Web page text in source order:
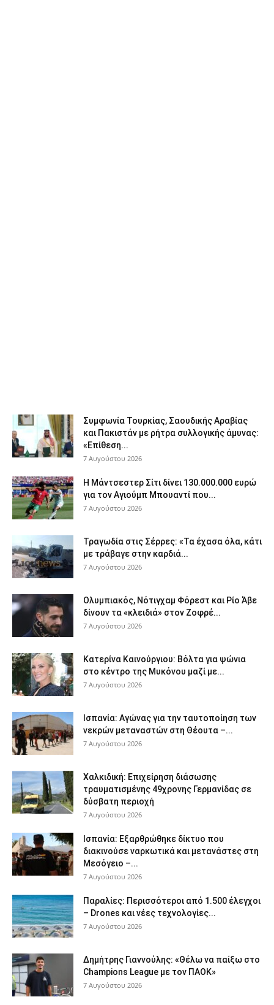
Συμφωνία Τουρκίας, Σαουδικής Αραβίας
και Πακιστάν με ρήτρα συλλογικής άμυνας:
«Επίθεση...
7 Αυγούστου 2026
Η Μάντσεστερ Σίτι δίνει 130.000.000 ευρώ
για τον Αγιούμπ Μπουαντί που...
7 Αυγούστου 2026
Τραγωδία στις Σέρρες: «Τα έχασα όλα, κάτι
με τράβαγε στην καρδιά...
7 Αυγούστου 2026
Ολυμπιακός, Νότιγχαμ Φόρεστ και Ρίο Άβε
δίνουν τα «κλειδιά» στον Ζοφρέ...
7 Αυγούστου 2026
Κατερίνα Καινούργιου: Βόλτα για ψώνια
στο κέντρο της Μυκόνου μαζί με...
7 Αυγούστου 2026
Ισπανία: Αγώνας για την ταυτοποίηση των
νεκρών μεταναστών στη Θέουτα –...
7 Αυγούστου 2026
Χαλκιδική: Επιχείρηση διάσωσης
τραυματισμένης 49χρονης Γερμανίδας σε
δύσβατη περιοχή
7 Αυγούστου 2026
Ισπανία: Εξαρθρώθηκε δίκτυο που
διακινούσε ναρκωτικά και μετανάστες στη
Μεσόγειο –...
7 Αυγούστου 2026
Παραλίες: Περισσότεροι από 1.500 έλεγχοι
– Drones και νέες τεχνολογίες...
7 Αυγούστου 2026
Δημήτρης Γιαννούλης: «Θέλω να παίξω στο
Champions League με τον ΠΑΟΚ»
7 Αυγούστου 2026